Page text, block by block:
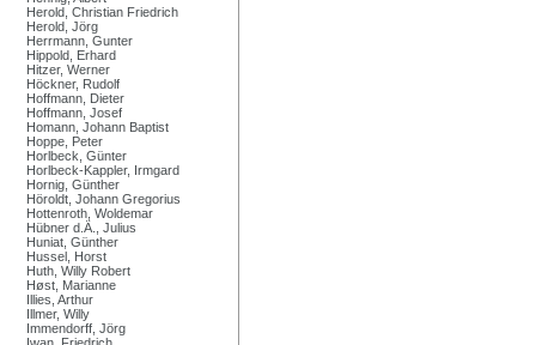
Herold, Christian Friedrich
Herold, Jörg
Herrmann, Gunter
Hippold, Erhard
Hitzer, Werner
Höckner, Rudolf
Hoffmann, Dieter
Hoffmann, Josef
Homann, Johann Baptist
Hoppe, Peter
Horlbeck, Günter
Horlbeck-Kappler, Irmgard
Hornig, Günther
Höroldt, Johann Gregorius
Hottenroth, Woldemar
Hübner d.Ä., Julius
Huniat, Günther
Hussel, Horst
Huth, Willy Robert
Høst, Marianne
Illies, Arthur
Illmer, Willy
Immendorff, Jörg